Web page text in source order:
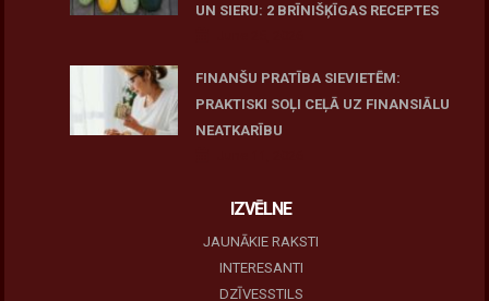
UN SIERU: 2 BRĪNIŠĶĪGAS RECEPTES
FINANŠU PRATĪBA SIEVIETĒM:
PRAKTISKI SOĻI CEĻĀ UZ FINANSIĀLU
NEATKARĪBU
IZVĒLNE
JAUNĀKIE RAKSTI
INTERESANTI
DZĪVESSTILS